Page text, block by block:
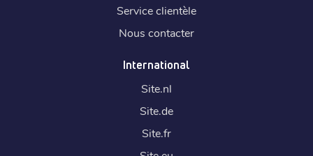
Service clientèle
Nous contacter
International
Site.nl
Site.de
Site.fr